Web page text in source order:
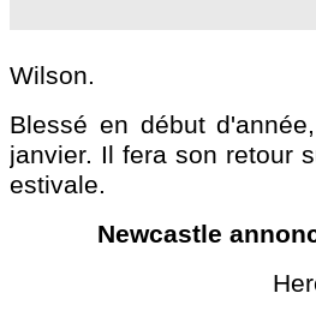
Wilson.
Blessé en début
janvier. Il fera son retour
estivale.
Newcastle